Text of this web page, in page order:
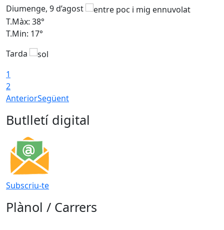
Diumenge, 9 d’agost
T.Màx: 38°
T.Min: 17°
Tarda
1
2
AnteriorSegüent
Butlletí digital
Subscriu-te
Plànol / Carrers